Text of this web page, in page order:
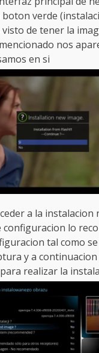
verde
de tener la
nos
en si
a la instalacion
configuracion lo
tal como
y a
realizar la